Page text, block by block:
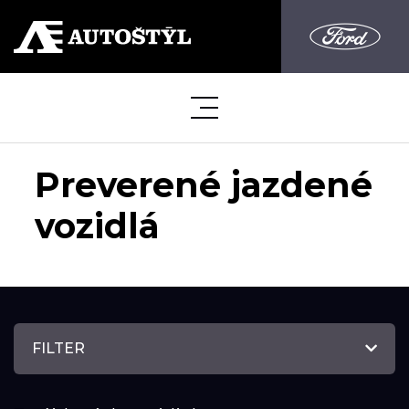
Preverené jazdené
vozidlá
FILTER